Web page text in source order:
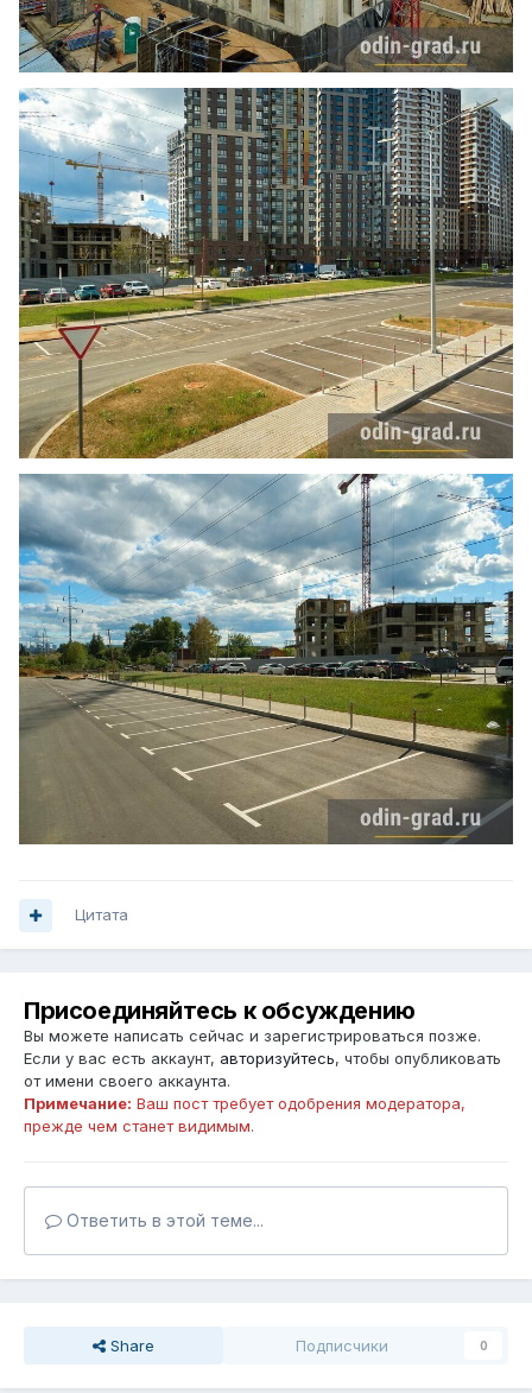
Цитата
Присоединяйтесь к обсуждению
Вы можете написать сейчас и зарегистрироваться позже.
Если у вас есть аккаунт, авторизуйтесь, чтобы опубликовать
от имени своего аккаунта.
Примечание: Ваш пост требует одобрения модератора,
прежде чем станет видимым.
Ответить в этой теме...
Share Подписчики 0